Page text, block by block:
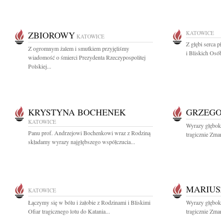
ZBIOROWY KATOWICE
Z ogromnym żalem i smutkiem przyjęliśmy
wiadomość o śmierci Prezydenta Rzeczypospolitej
Polskiej...
KATOWICE
Z głębi serca
i Bliskich
KRYSTYNA BOCHENEK
KATOWICE
Panu prof. Andrzejowi Bochenkowi wraz z Rodziną
składamy wyrazy najgłębszego współczucia...
Wyrazy
tragicznie
KATOWICE
Łączymy się w bólu i żałobie z Rodzinami i Bliskimi
Ofiar tragicznego lotu do Katania...
Wyrazy
tragicznie